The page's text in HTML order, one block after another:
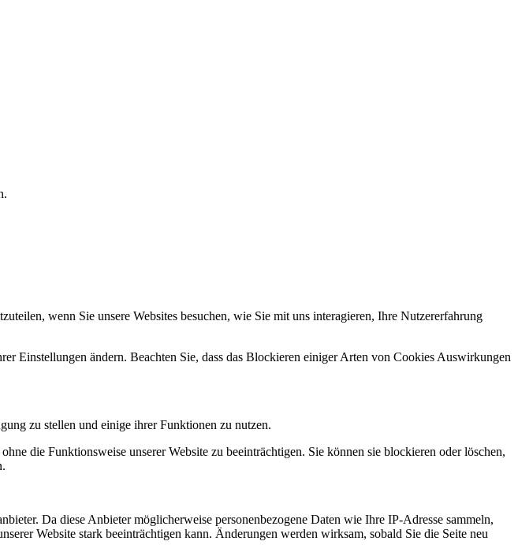
wenn Sie unsere Websites besuchen, wie Sie mit uns interagieren, Ihre Nutzererfahrung
Einstellungen ändern. Beachten Sie, dass das Blockieren einiger Arten von Cookies Auswirkungen
zu stellen und einige ihrer Funktionen zu nutzen.
die Funktionsweise unserer Website zu beeinträchtigen. Sie können sie blockieren oder löschen,
Da diese Anbieter möglicherweise personenbezogene Daten wie Ihre IP-Adresse sammeln,
Website stark beeinträchtigen kann. Änderungen werden wirksam, sobald Sie die Seite neu